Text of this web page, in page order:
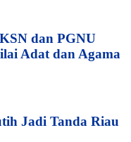
dan PGNU
Adat dan Agama
Jadi Tanda Riau